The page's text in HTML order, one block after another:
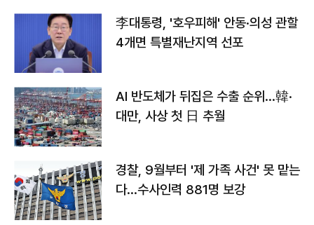
李대통령, '호우피해' 안동·의성 관할
4개면 특별재난지역 선포
AI 반도체가 뒤집은 수출 순위…韓·
대만, 사상 첫 日 추월
경찰, 9월부터 '제 가족 사건' 못 맡는
다…수사인력 881명 보강